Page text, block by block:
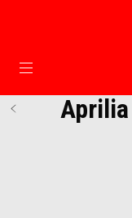
Aprilia